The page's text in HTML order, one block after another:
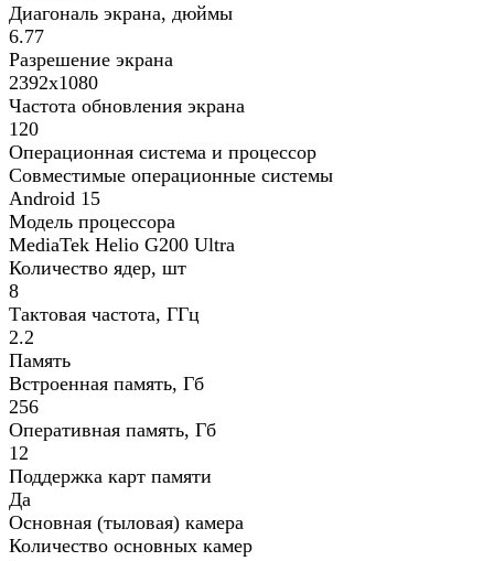
Диагональ экрана, дюймы
6.77
Разрешение экрана
2392x1080
Частота обновления экрана
120
Операционная система и процессор
Совместимые операционные системы
Android 15
Модель процессора
MediaTek Helio G200 Ultra
Количество ядер, шт
8
Тактовая частота, ГГц
2.2
Память
Встроенная память, Гб
256
Оперативная память, Гб
12
Поддержка карт памяти
Да
Основная (тыловая) камера
Количество основных камер